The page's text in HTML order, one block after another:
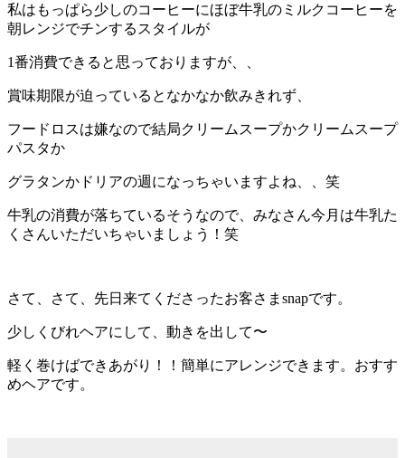
私はもっぱら少しのコーヒーにほぼ牛乳のミルクコーヒーを
朝レンジでチンするスタイルが
1番消費できると思っておりますが、、
賞味期限が迫っているとなかなか飲みきれず、
フードロスは嫌なので結局クリームスープかクリームスープ
パスタか
グラタンかドリアの週になっちゃいますよね、、笑
牛乳の消費が落ちているそうなので、みなさん今月は牛乳た
くさんいただいちゃいましょう！笑
さて、さて、先日来てくださったお客さまsnapです。
少しくびれヘアにして、動きを出して〜
軽く巻けばできあがり！！簡単にアレンジできます。おすす
めヘアです。